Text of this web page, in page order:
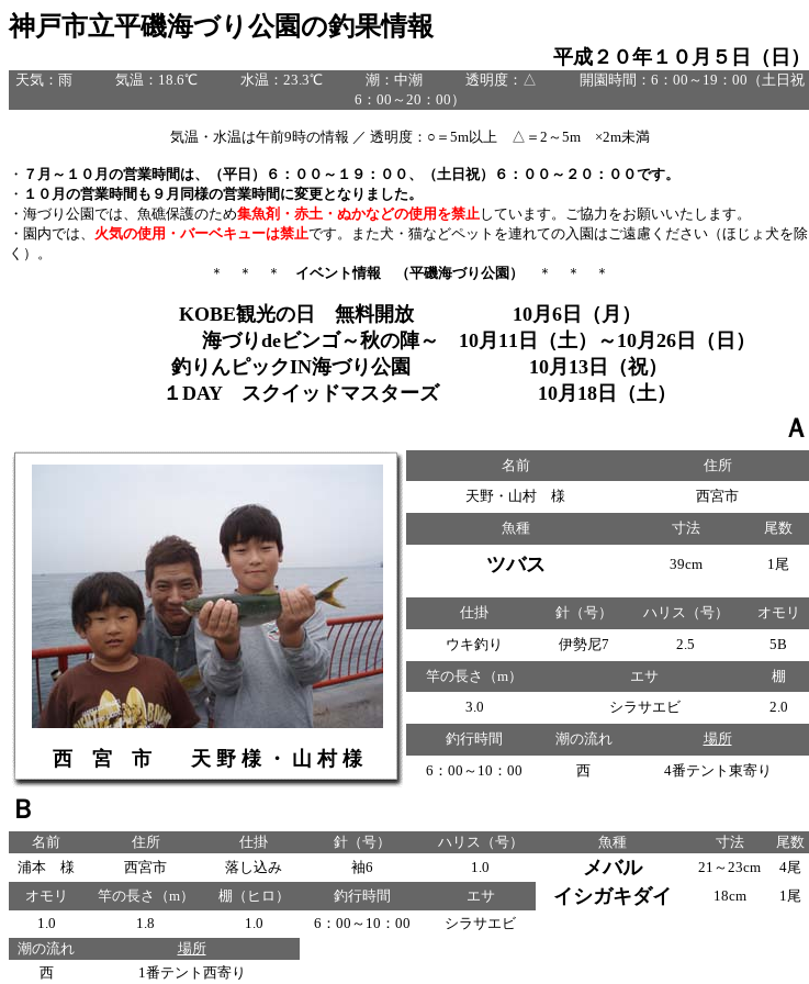
神戸市立平磯海づり公園の釣果情報
平成２０年１０月５日（日）
天気：雨 気温：18.6℃ 水温：23.3℃ 潮：中潮 透明度：△ 開園時間：6：00～19：00（土日祝
6：00～20：00）
気温・水温は午前9時の情報 ／ 透明度：○＝5m以上 △＝2～5m ×2m未満
・ ７月～１０月の営業時間は、（平日）６：００～１９：００、（土日祝）６：００～２０：００です。
・ １０月の営業時間も９月同様の営業時間に変更となりました。
・海づり公園では、魚礁保護のため集魚剤・赤土・ぬかなどの使用を禁止しています。ご協力をお願いいたします。
・園内では、 火気の使用・バーベキューは禁止です。また犬・猫などペットを連れての入園はご遠慮ください（ほじょ犬を除
く）。
＊ ＊ ＊ イベント情報 （平磯海づり公園） ＊ ＊ ＊
KOBE観光の日 無料開放 10月6日（月）
海づりdeビンゴ～秋の陣～ 10月11日（土）～10月26日（日）
釣りんピックIN海づり公園 10月13日（祝）
１DAY スクイッドマスターズ 10月18日（土）
Ａ
西 宮 市 天 野 様 ・ 山 村 様
名前
住所
天野・山村 様
西宮市
魚種
寸法 尾数
ツバス 39cm 1尾
仕掛 針（号） ハリス（号）
オモリ
ウキ釣り
伊勢尼7 2.5
5B
竿の長さ（m）
エサ
棚
3.0
シラサエビ
2.0
釣行時間
潮の流れ
場所
6：00～10：00
西 4番テント東寄り
Ｂ
名前 住所 仕掛 針（号） ハリス（号） 魚種 寸法
尾数
浦本 様
西宮市 落し込み 袖6 1.0 メバル 21～23cm
4尾
オモリ
竿の長さ（m） 棚（ヒロ） 釣行時間 エサ イシガキダイ 18cm
1尾
1.0
1.8 1.0 6：00～10：00
シラサエビ
潮の流れ
場所
西
1番テント西寄り